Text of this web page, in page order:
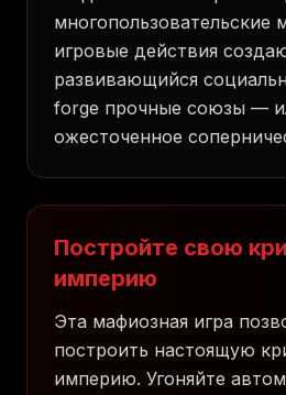
многопользовательские
игровые действия
развивающийся
forge прочные союзы —
ожесточенное
Постройте свою
империю
Эта мафиозная игра
построить настоящую
империю. Угоняйте